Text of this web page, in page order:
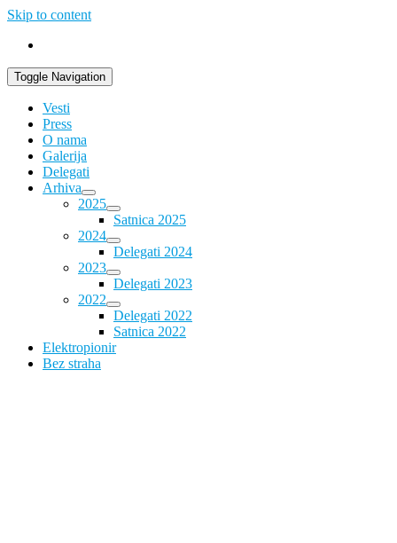
Skip to content
Toggle Navigation
Vesti
Press
O nama
Galerija
Delegati
Arhiva
2025
Satnica 2025
2024
Delegati 2024
2023
Delegati 2023
2022
Delegati 2022
Satnica 2022
Elektropionir
Bez straha